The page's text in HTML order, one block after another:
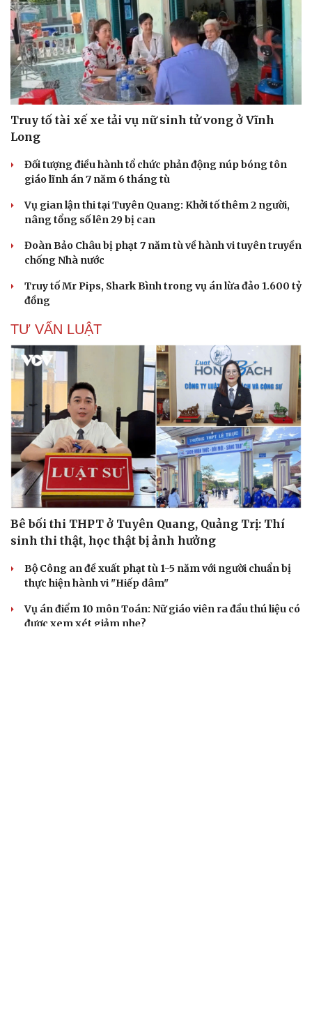
Truy tố tài xế xe tải vụ nữ sinh tử vong ở Vĩnh
Long
Đối tượng điều hành tổ chức phản động núp bóng tôn
giáo lĩnh án 7 năm 6 tháng tù
Vụ gian lận thi tại Tuyên Quang: Khởi tố thêm 2 người,
nâng tổng số lên 29 bị can
Đoàn Bảo Châu bị phạt 7 năm tù về hành vi tuyên truyền
chống Nhà nước
Truy tố Mr Pips, Shark Bình trong vụ án lừa đảo 1.600 tỷ
đồng
TƯ VẤN LUẬT
Bê bối thi THPT ở Tuyên Quang, Quảng Trị: Thí
sinh thi thật, học thật bị ảnh hưởng
Bộ Công an đề xuất phạt tù 1-5 năm với người chuẩn bị
thực hiện hành vi "Hiếp dâm"
Vụ án điểm 10 môn Toán: Nữ giáo viên ra đầu thú liệu có
được xem xét giảm nhẹ?